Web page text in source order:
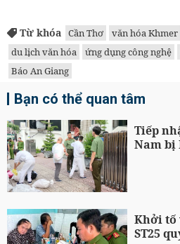
Từ khóa Cần Thơ văn hóa Khmer
du lịch văn hóa
ứng dụng công nghệ
Báo An Giang
Bạn có thể quan tâm
Tiếp
Nam bị
Khởi tố
ST25